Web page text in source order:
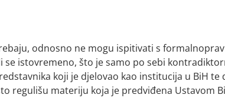
odnosno ne mogu ispitivati s
istovremeno, što je samo po sebi
koji je djelovao kao institucija u BiH te
regulišu materiju koja je predviđena Ustavom